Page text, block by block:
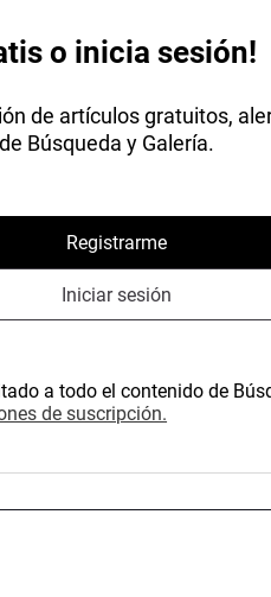
o inicia sesión!
de artículos gratuitos,
Búsqueda y Galería.
Registrarme
Iniciar sesión
a todo el contenido de
de suscripción.